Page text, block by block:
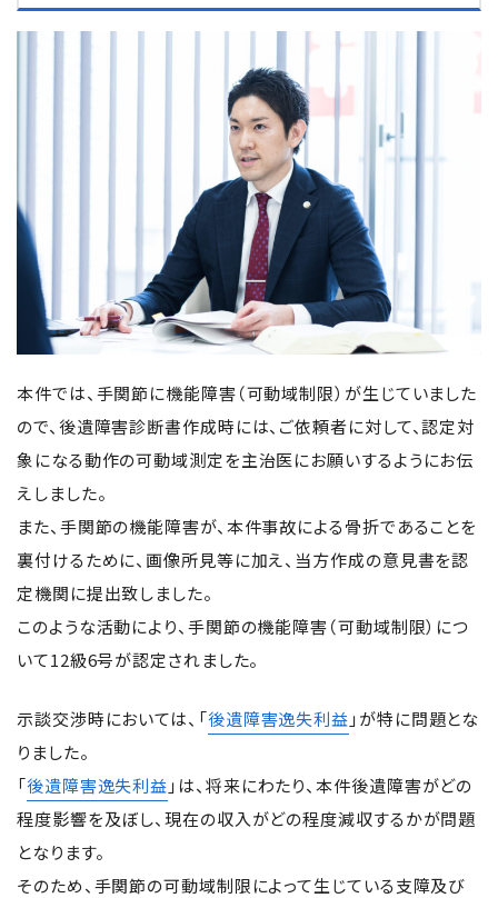
本件では、手関節に機能障害（可動域制限）が生じていました
ので、後遺障害診断書作成時には、ご依頼者に対して、認定対
象になる動作の可動域測定を主治医にお願いするようにお伝
えしました。
また、手関節の機能障害が、本件事故による骨折であることを
裏付けるために、画像所見等に加え、当方作成の意見書を認
定機関に提出致しました。
このような活動により、手関節の機能障害（可動域制限）につ
いて12級6号が認定されました。
示談交渉時においては、「後遺障害逸失利益 」が特に問題とな
りました。
「後遺障害逸失利益 」は、将来にわたり、本件後遺障害がどの
程度影響を及ぼし、現在の収入がどの程度減収するかが問題
となります。
そのため、手関節の可動域制限によって生じている支障及び